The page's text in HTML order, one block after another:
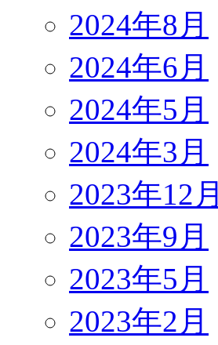
2024年8月
2024年6月
2024年5月
2024年3月
2023年12月
2023年9月
2023年5月
2023年2月